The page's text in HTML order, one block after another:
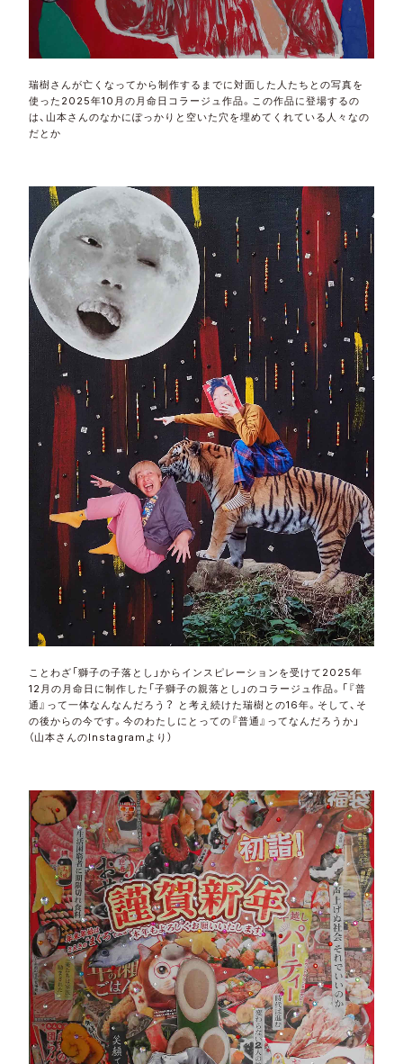
瑞樹さんが亡くなってから制作するまでに対面した人たちとの写真を
使った2025年10月の月命日コラージュ作品。この作品に登場するの
は、山本さんのなかにぽっかりと空いた穴を埋めてくれている人々なの
だとか
ことわざ「獅子の子落とし」からインスピレーションを受けて2025年
12月の月命日に制作した「子獅子の親落とし」のコラージュ作品。「『普
通』って一体なんなんだろう？ と考え続けた瑞樹との16年。そして、そ
の後からの今です。今のわたしにとっての『普通』ってなんだろうか」
（山本さんのInstagramより）